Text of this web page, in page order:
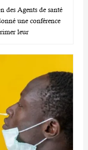
des Agents de santé
une conférence
leur